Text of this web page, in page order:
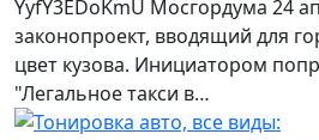
YyfY3EDoKmU Мосгордума 24
законопроект, вводящий для
цвет кузова. Инициатором
"Легальное такси в…